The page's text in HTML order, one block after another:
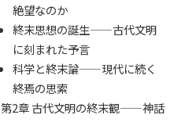
絶望なのか
終末思想の誕生——古代文明
に刻まれた予言
科学と終末論——現代に続く
終焉の思索
第2章 古代文明の終末観——神話